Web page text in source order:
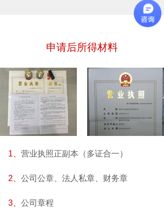
1、 营业执照正副本（多证合一）
2、 公司公章、法人私章、财务章
3、 公司章程
申请后所得材料